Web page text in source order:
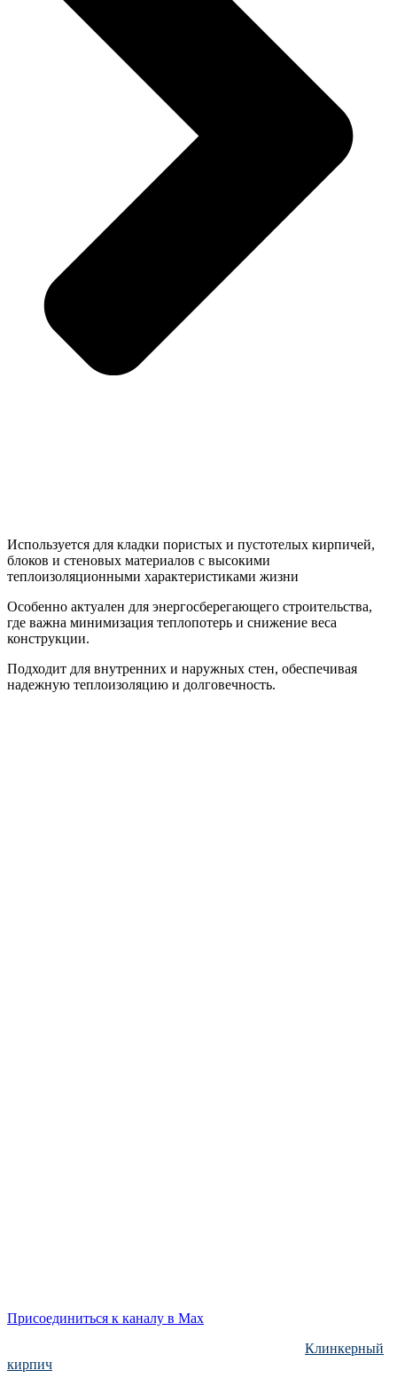
Используется для кладки пористых и пустотелых кирпичей,
блоков и стеновых материалов с высокими
теплоизоляционными характеристиками жизни
Особенно актуален для энергосберегающего строительства,
где важна минимизация теплопотерь и снижение веса
конструкции.
Подходит для внутренних и наружных стен, обеспечивая
надежную теплоизоляцию и долговечность.
Присоединиться к каналу в Max
Клинкерный
кирпич